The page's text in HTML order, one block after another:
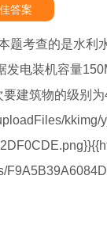
答案
题考查的是水利
发电装机容量
建筑物的级别为